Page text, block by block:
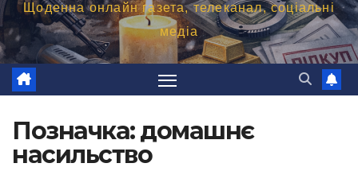
Щоденна онлайн газета, телеканал, соціальні
медіа
Позначка:домашнє
насильство